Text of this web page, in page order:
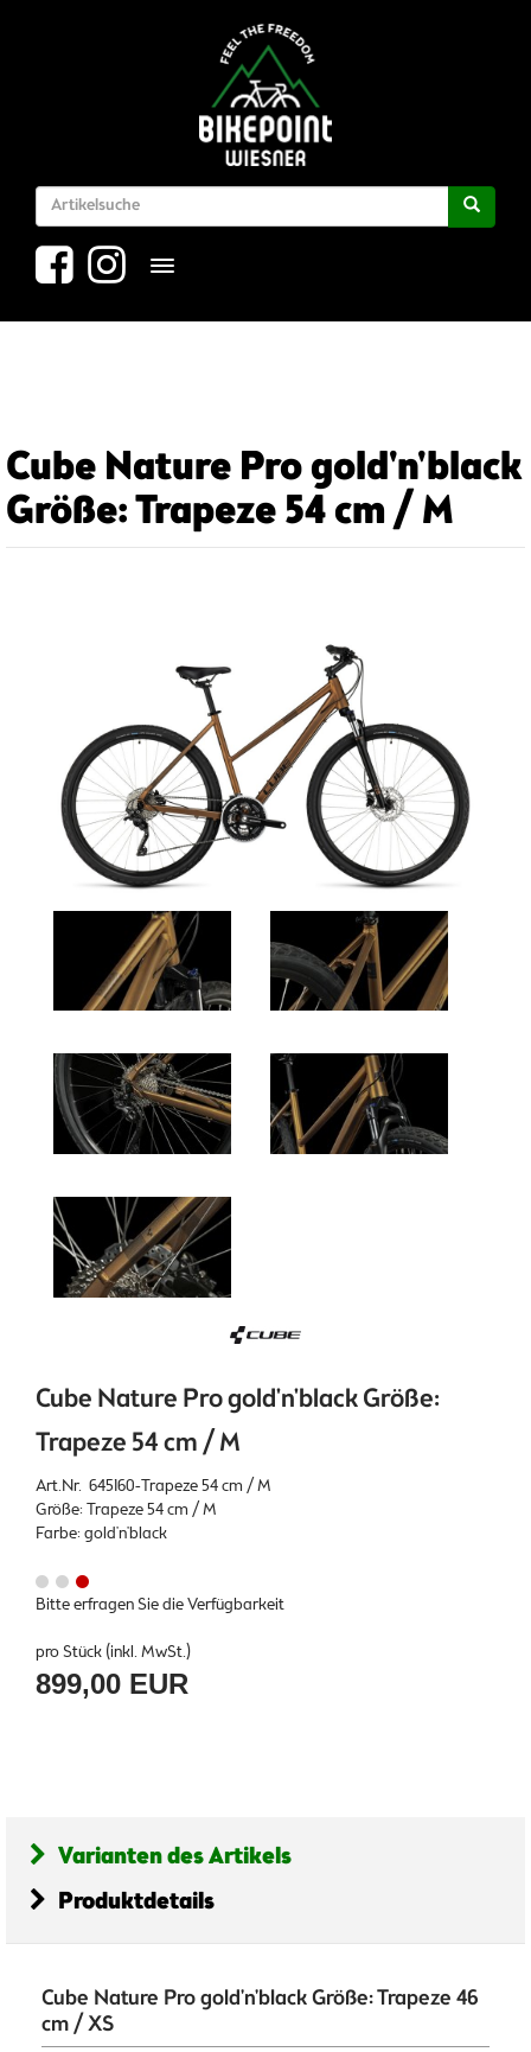
Toggle navigation
Cube Nature Pro gold'n'black
Größe: Trapeze 54 cm / M
Cube Nature Pro gold'n'black Größe:
Trapeze 54 cm / M
Art.Nr. 645160-Trapeze 54 cm / M
Größe: Trapeze 54 cm / M
Farbe: gold'n'black
Bitte erfragen Sie die Verfügbarkeit
pro Stück (inkl. MwSt.)
899,00 EUR
Varianten des Artikels
Produktdetails
Cube Nature Pro gold'n'black Größe: Trapeze 46
cm / XS